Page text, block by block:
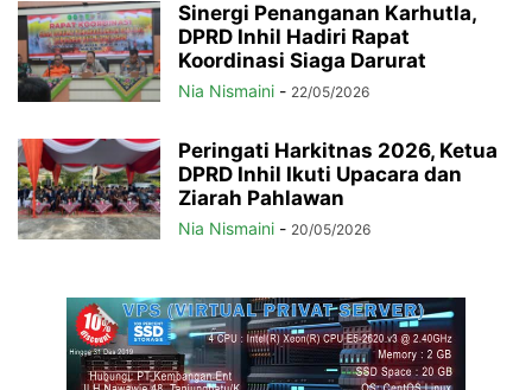
Sinergi Penanganan Karhutla,
DPRD Inhil Hadiri Rapat
Koordinasi Siaga Darurat
Nia Nismaini - 22/05/2026
Peringati Harkitnas 2026, Ketua
DPRD Inhil Ikuti Upacara dan
Ziarah Pahlawan
Nia Nismaini - 20/05/2026